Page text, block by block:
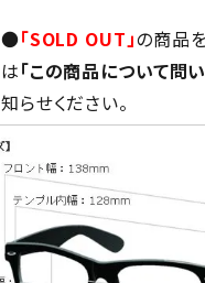
●「SOLD OUT」の商品
は「この商品について問
知らせください。